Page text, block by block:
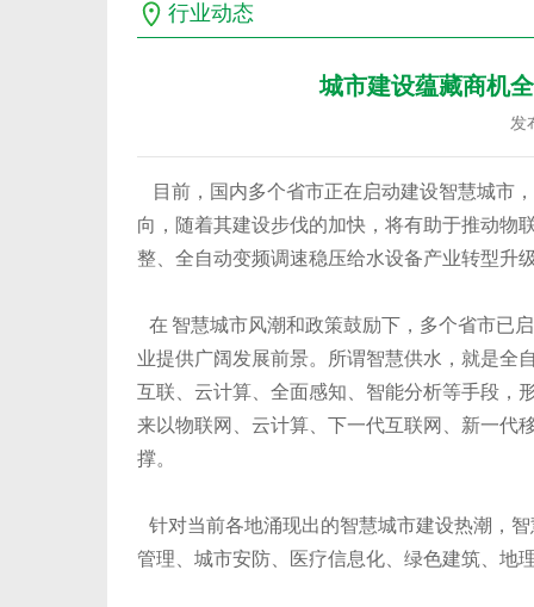
行业动态
城市建设蕴藏商机
发
目前，国内多个省市正在启动建设智慧城市
向，随着其建设步伐的加快，将有助于推动物
整、全自动变频调速稳压给水设备产业转型升
在 智慧城市风潮和政策鼓励下，多个省市已
业提供广阔发展前景。所谓智慧供水，就是全
互联、云计算、全面感知、智能分析等手段，
来以物联网、云计算、下一代互联网、新一代
撑。
针对当前各地涌现出的智慧城市建设热潮，
管理、城市安防、医疗信息化、绿色建筑、地